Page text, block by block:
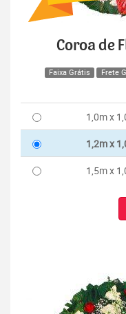
Coroa de
Faixa Grátis Frete
1,0m x
1,2m x
1,5m x